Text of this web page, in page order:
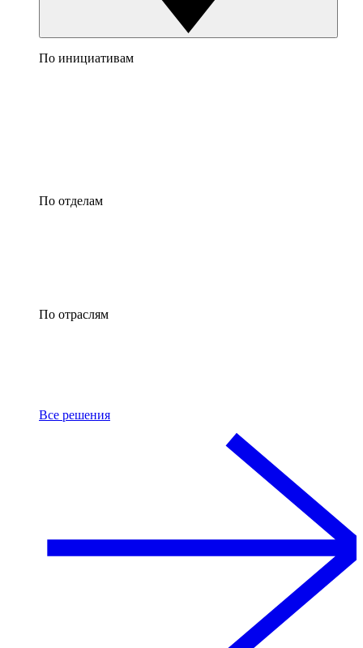
По инициативам
По отделам
По отраслям
Все решения